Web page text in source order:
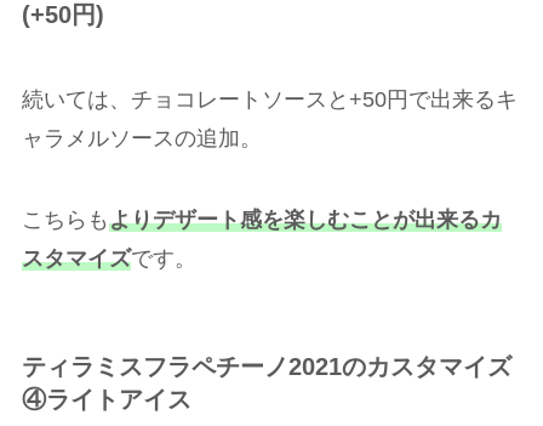
(+50円)
続いては、チョコレートソースと+50円で出来るキ
ャラメルソースの追加。
こちらもよりデザート感を楽しむことが出来るカ
スタマイズです。
ティラミスフラペチーノ2021のカスタマイズ
④ライトアイス